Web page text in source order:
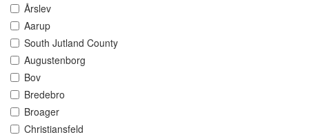
Årslev
Aarup
South Jutland County
Augustenborg
Bov
Bredebro
Broager
Christiansfeld